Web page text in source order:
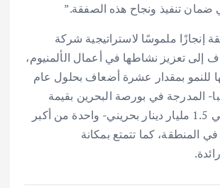
تنفيذ ونجاح هذه الصفقة.”
إنجازًا ملموسًا لاستراتيجية شركة
إلى تعزيز نشاطها في أعمال الألمنيوم،
للنمو بمقدار عشرة أضعاف بحلول عام
البا- المدرجة في بورصة البحرين بقيمة
سوقية تبلغ حوالي 1.5 مليار دينار بحريني- واحدة من أكبر
المنطقة، كما تتمتع بمكانة